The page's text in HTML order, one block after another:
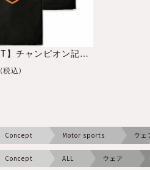
【2024GT】チャンピオン記念Tシャツ
(税込)
Concept Motor sports ウェ
Concept ALL ウェア